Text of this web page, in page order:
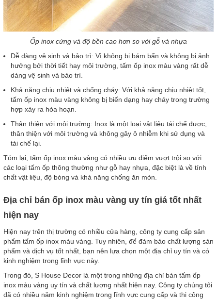
Ốp inox cứng và độ bền cao hơn so với gỗ và nhựa
Dễ dàng vệ sinh và bảo trì: Vì không bị bám bẩn và không bị ảnh
hưởng bởi thời tiết hay môi trường, tấm ốp inox màu vàng rất dễ
dàng vệ sinh và bảo trì.
Khả năng chịu nhiệt và chống cháy: Với khả năng chịu nhiệt tốt,
tấm ốp inox màu vàng không bị biến dạng hay cháy trong trường
hợp xảy ra hỏa hoạn.
Thân thiện với môi trường: Inox là một loại vật liệu tái chế được,
thân thiện với môi trường và không gây ô nhiễm khi sử dụng và
tái chế lại.
Tóm lại, tấm ốp inox màu vàng có nhiều ưu điểm vượt trội so với
các loại tấm ốp thông thường như gỗ hay nhựa, đặc biệt là về tính
chất vật liệu, độ bóng và khả năng chống ăn mòn.
Địa chỉ bán ốp inox màu vàng uy tín giá tốt nhất
hiện nay
Hiện nay trên thị trường có nhiều cửa hàng, công ty cung cấp sản
phẩm tấm ốp inox màu vàng. Tuy nhiên, để đảm bảo chất lượng sản
phẩm và dịch vụ tốt nhất, bạn nên lựa chọn một địa chỉ uy tín và có
kinh nghiệm trong lĩnh vực này.
Trong đó, S House Decor là một trong những địa chỉ bán tấm ốp
inox màu vàng uy tín và chất lượng nhất hiện nay. Công ty chúng tôi
đã có nhiều năm kinh nghiệm trong lĩnh vực cung cấp và thi công